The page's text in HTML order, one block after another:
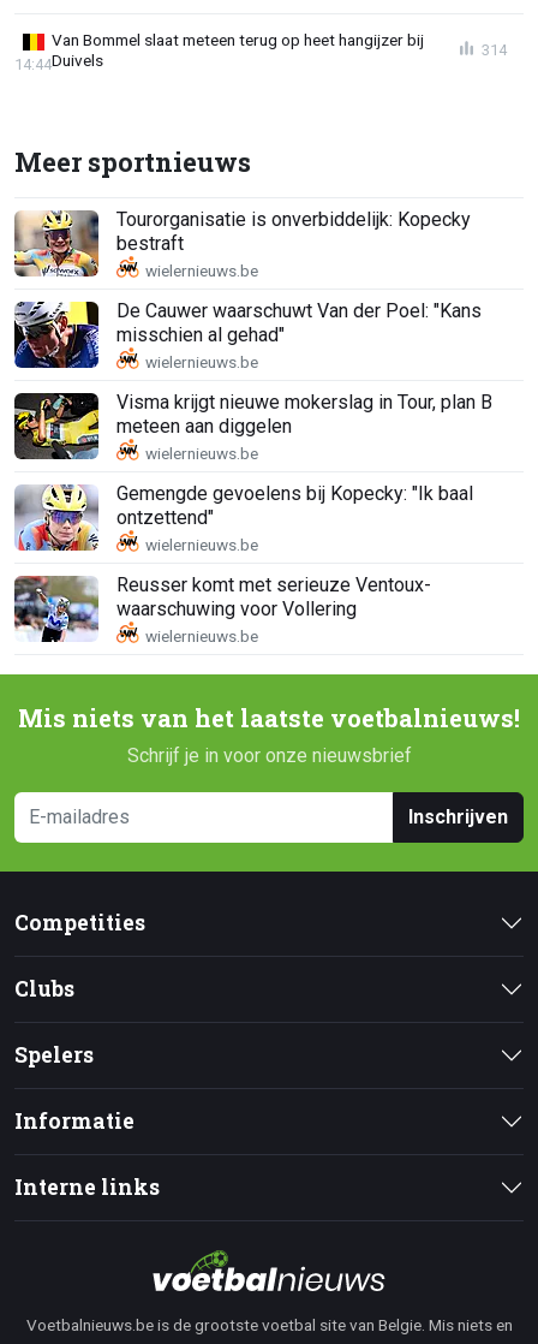
Van Bommel slaat meteen terug op heet hangijzer bij
Duivels
14:44
314
Meer sportnieuws
Tourorganisatie is onverbiddelijk: Kopecky
bestraft
De Cauwer waarschuwt Van der Poel: "Kans
misschien al gehad"
Visma krijgt nieuwe mokerslag in Tour, plan B
meteen aan diggelen
Gemengde gevoelens bij Kopecky: "Ik baal
ontzettend"
Reusser komt met serieuze Ventoux-
waarschuwing voor Vollering
Mis niets van het laatste voetbalnieuws!
Schrijf je in voor onze nieuwsbrief
Inschrijven
Competities
Clubs
Spelers
Informatie
Interne links
Voetbalnieuws.be is de grootste voetbal site van Belgie. Mis niets en